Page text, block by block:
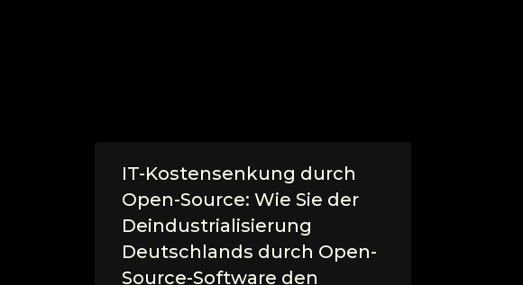
IT-Kostensenkung durch
Open-Source: Wie Sie der
Deindustrialisierung
Deutschlands durch Open-
Source-Software den